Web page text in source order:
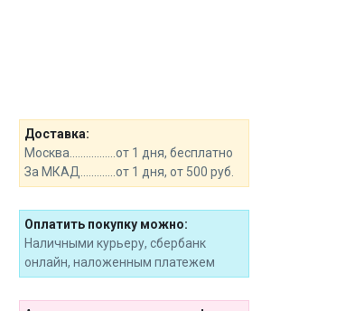
Доставка:
Москва.................от 1 дня, бесплатно
За МКАД.............от 1 дня, от 500 руб.
Оплатить покупку можно:
Наличными курьеру, сбербанк
онлайн, наложенным платежем